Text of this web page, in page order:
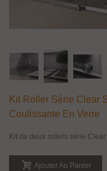
Kit Roller Série Clear
Coulissante En Verre
Kit de deux rollers série
Ajouter Au Panier